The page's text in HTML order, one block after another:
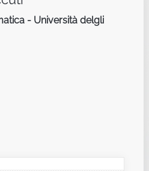
- Università delgli